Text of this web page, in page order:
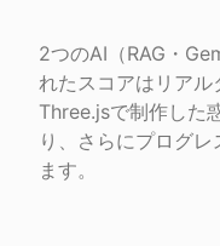
2つのAI（RAG・
れたスコアはリアル
Three.jsで制作した
り、さらにプログ
ます。